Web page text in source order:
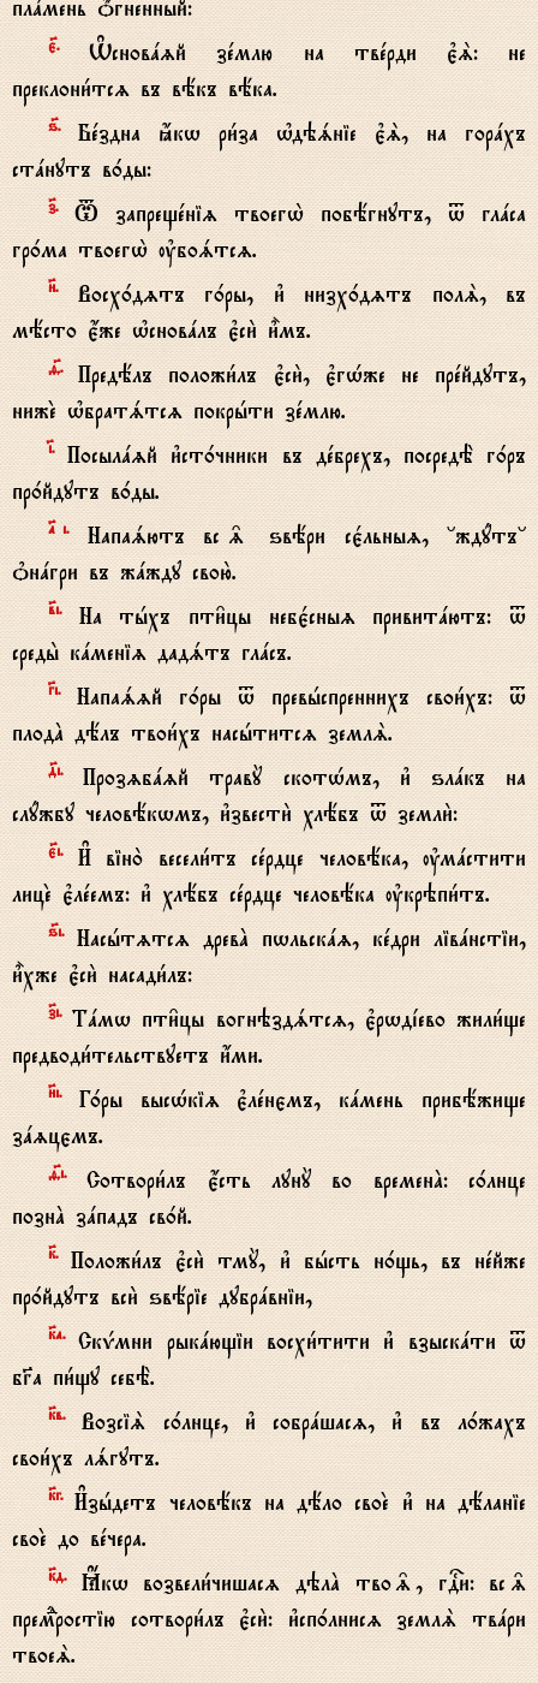
плaмень џгненный:
є7.Њсновazй зeмлю на твeрди є3S: не
преклони1тсz въ вёкъ вёка.
ѕ7.Бeздна ћкw ри1за њдэsніе є3S, на горaхъ
стaнутъ в0ды:
з7.T запрещeніz твоегw2 побёгнутъ, t глaса
гр0ма твоегw2 ўбоsтсz.
}.Восх0дzтъ г0ры, и3 низх0дzтъ полS, въ
мёсто є4же њсновaлъ є3си2 и5мъ.
f7.Предёлъ положи1лъ є3си2, є3гHже не прeйдутъ,
нижE њбратsтсz покрhти зeмлю.
‹.Посылazй и3ст0чники въ дeбрехъ, посредЁ г0ръ
пр0йдутъ в0ды.
№i.Напаsютъ вс‰ ѕвёри сє1льныz, °ждyтъ°
nнaгри въ жaжду свою2.
в7i.На тhхъ пти6цы небє1сныz привитaютъ: t
среды2 кaменіz дадsтъ глaсъ.
Gi.Напаszй г0ры t превhспреннихъ свои1хъ: t
плодA дёлъ твои1хъ насhтитсz землS.
д7i.Прозzбazй травY скотHмъ, и3 ѕлaкъ на
слyжбу человёкwмъ, и3звести2 хлёбъ t земли2:
є7i.И# віно2 весели1тъ сeрдце человёка, ўмaстити
лицE є3лeемъ: и3 хлёбъ сeрдце человёка ўкрэпи1тъ.
ѕ7i.Насhтzтсz древA пwльскaz, кeдри лівaнстіи,
и5хже є3си2 насади1лъ:
з7i.Тaмw пти6цы вогнэздsтсz, є3рwдjево жили1ще
предводи1тельствуетъ и4ми.
}i.Г0ры высHкіz є3лeнємъ, кaмень прибёжище
зazцємъ.
f7i.Сотвори1лъ є4сть лунY во временA: с0лнце
познA зaпадъ св0й.
к7.Положи1лъ є3си2 тмY, и3 бhсть н0щь, въ нeйже
пр0йдутъ вси2 ѕвёріе дубрaвніи,
к7а.СкЂмни рыкaющіи восхи1тити и3 взыскaти t
бGа пи1щу себЁ.
к7в.ВозсіS с0лнце, и3 собрaшасz, и3 въ л0жахъ
свои1хъ лsгутъ.
к7г.И#зhдетъ человёкъ на дёло своE и3 на дёланіе
своE до вeчера.
к7д.Ћкw возвели1чишасz дэлA тво‰, гDи: вс‰
премdростію сотвори1лъ є3си2: и3сп0лнисz землS твaри
твоеS.